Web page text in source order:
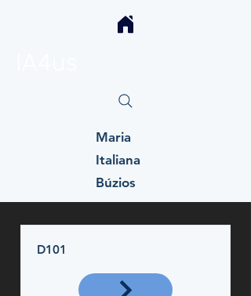
Maria
Italiana
Búzios
D101